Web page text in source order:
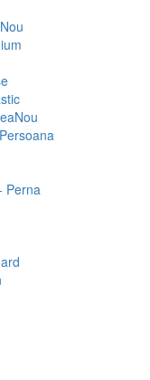
Nou
Nou
Perna